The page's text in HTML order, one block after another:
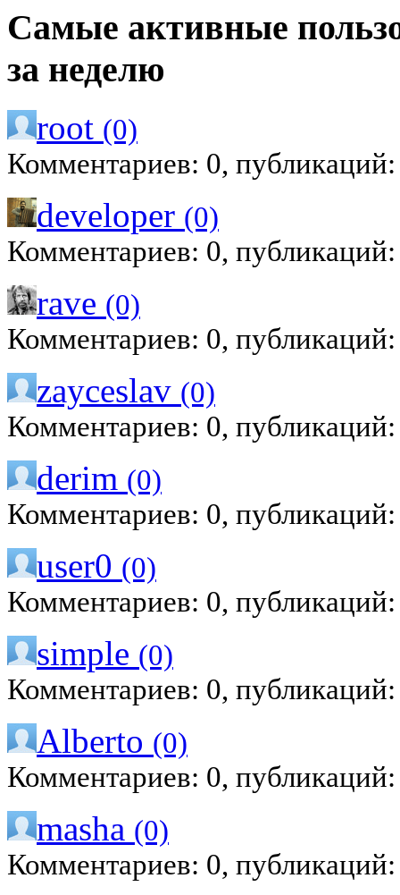
Самые активные
за неделю
root (0)
Комментариев: 0,
developer (0)
Комментариев: 0,
rave (0)
Комментариев: 0,
zayceslav (0)
Комментариев: 0,
derim (0)
Комментариев: 0,
user0 (0)
Комментариев: 0,
simple (0)
Комментариев: 0,
Alberto (0)
Комментариев: 0,
masha (0)
Комментариев: 0,